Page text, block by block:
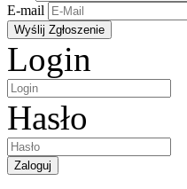
E-mail
Login
Hasło